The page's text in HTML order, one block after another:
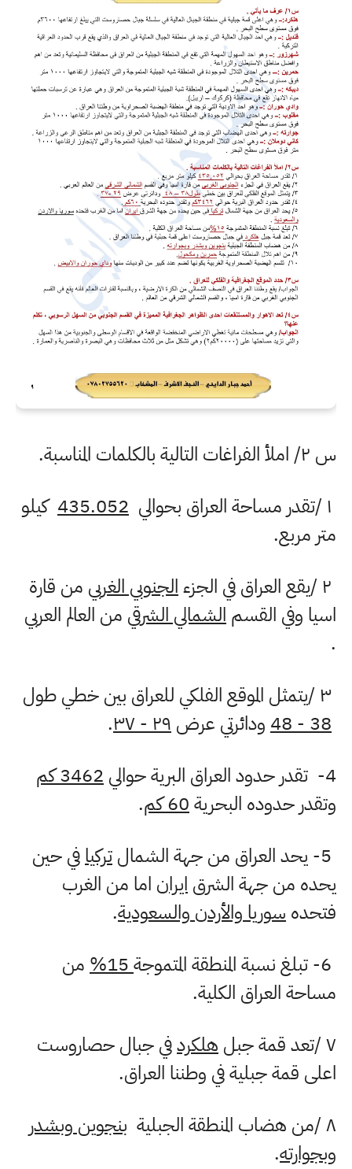
س ۲/ املأ الفراغات التالية بالكلمات المناسبة.
۱ /تقدر مساحة العراق بحوالي 435.052 كيلو
متر مربع.
۲ /يقع العراق في الجزءالجنوبي الغربي من قارة
اسيا وفي القسم الشمالي الشرقي من العالم العربي
.
۳ /يتمثل الموقع الفلكي للعراق بين خطي طول
38 - 48
ودائرتي عرض ۲۹ - ۳۷
.
4-
تقدر حدود العراق البرية حوالي 3462كم
وتقدر حدوده البحرية60 كم
.
5- يحد العراق من جهة الشمالتركيافي حين
يحده من جهة الشرق ایران اما من الغرب
فتحده سوريا والأردن والسعودية.
6- تبلغ نسبة المنطقة المتموجة
من
مساحة العراق الكلية.
۷/تعد قمة جبل هلكردفي جبال حصاروست
اعلى قمة جبلية في وطننا العراق.
۸/من هضاب المنطقة الجبلية بنجوین وبشدر
وبجوارته.